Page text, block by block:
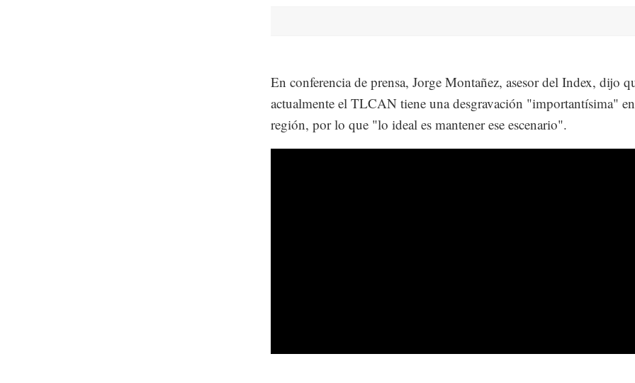
En conferencia de prensa, Jorge Montañez, asesor del Index, dijo
actualmente el TLCAN tiene una desgravación "importantísima"
región, por lo que "lo ideal es mantener ese escenario".